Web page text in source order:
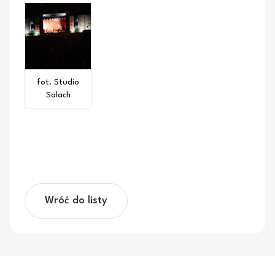
fot. Studio
Salach
Wróć do listy